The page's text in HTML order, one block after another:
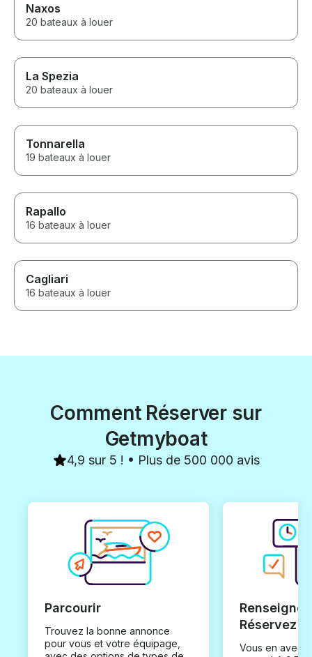
Naxos
20 bateaux à louer
La Spezia
20 bateaux à louer
Tonnarella
19 bateaux à louer
Rapallo
16 bateaux à louer
Cagliari
16 bateaux à louer
Comment Réserver sur
Getmyboat
4,9 sur 5 ! • Plus de 500 000 avis
Parcourir
Trouvez la bonne annonce
pour vous et votre équipage,
Réservez
Vous en avez